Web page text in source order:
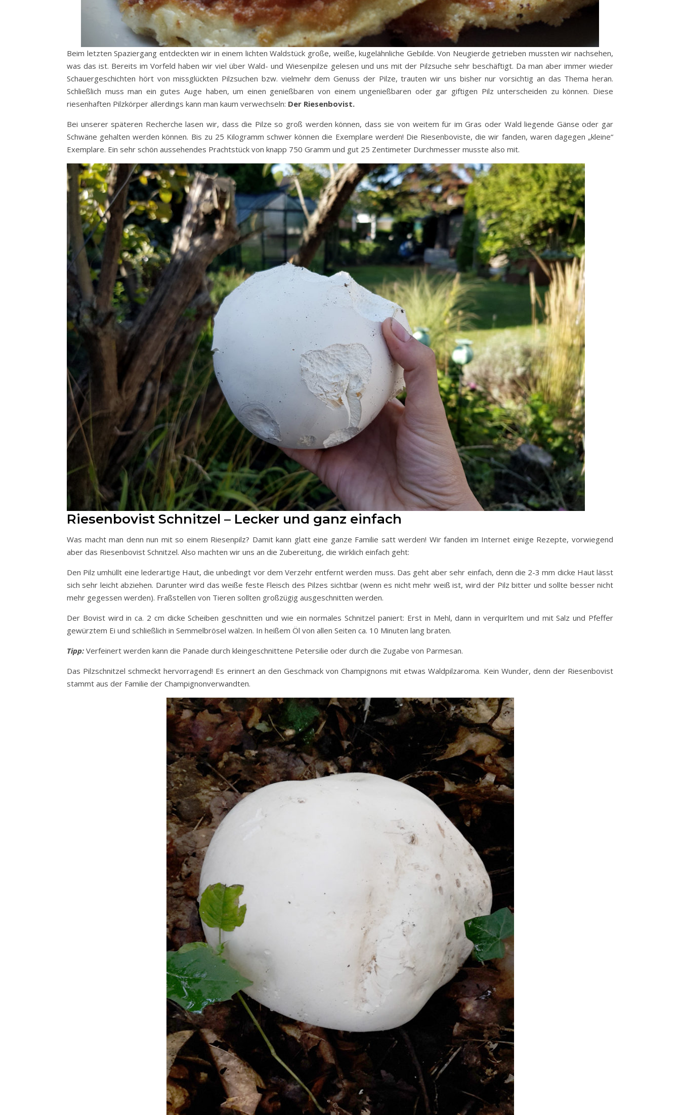
Beim letzten Spaziergang entdeckten wir in einem lichten Waldstück große, weiße, kugelähnliche Gebilde. Von Neugierde getrieben mussten wir nachsehen,
was das ist. Bereits im Vorfeld haben wir viel über Wald- und Wiesenpilze gelesen und uns mit der Pilzsuche sehr beschäftigt. Da man aber immer wieder
Schauergeschichten hört von missglückten Pilzsuchen bzw. vielmehr dem Genuss der Pilze, trauten wir uns bisher nur vorsichtig an das Thema heran.
Schließlich muss man ein gutes Auge haben, um einen genießbaren von einem ungenießbaren oder gar giftigen Pilz unterscheiden zu können. Diese
riesenhaften Pilzkörper allerdings kann man kaum verwechseln: Der Riesenbovist.
Bei unserer späteren Recherche lasen wir, dass die Pilze so groß werden können, dass sie von weitem für im Gras oder Wald liegende Gänse oder gar
Schwäne gehalten werden können. Bis zu 25 Kilogramm schwer können die Exemplare werden! Die Riesenboviste, die wir fanden, waren dagegen „kleine“
Exemplare. Ein sehr schön aussehendes Prachtstück von knapp 750 Gramm und gut 25 Zentimeter Durchmesser musste also mit.
Riesenbovist Schnitzel – Lecker und ganz einfach
Was macht man denn nun mit so einem Riesenpilz? Damit kann glatt eine ganze Familie satt werden! Wir fanden im Internet einige Rezepte, vorwiegend
aber das Riesenbovist Schnitzel. Also machten wir uns an die Zubereitung, die wirklich einfach geht:
Den Pilz umhüllt eine lederartige Haut, die unbedingt vor dem Verzehr entfernt werden muss. Das geht aber sehr einfach, denn die 2-3 mm dicke Haut lässt
sich sehr leicht abziehen. Darunter wird das weiße feste Fleisch des Pilzes sichtbar (wenn es nicht mehr weiß ist, wird der Pilz bitter und sollte besser nicht
mehr gegessen werden). Fraßstellen von Tieren sollten großzügig ausgeschnitten werden.
Der Bovist wird in ca. 2 cm dicke Scheiben geschnitten und wie ein normales Schnitzel paniert: Erst in Mehl, dann in verquirltem und mit Salz und Pfeffer
gewürztem Ei und schließlich in Semmelbrösel wälzen. In heißem Öl von allen Seiten ca. 10 Minuten lang braten.
Tipp: Verfeinert werden kann die Panade durch kleingeschnittene Petersilie oder durch die Zugabe von Parmesan.
Das Pilzschnitzel schmeckt hervorragend! Es erinnert an den Geschmack von Champignons mit etwas Waldpilzaroma. Kein Wunder, denn der Riesenbovist
stammt aus der Familie der Champignonverwandten.